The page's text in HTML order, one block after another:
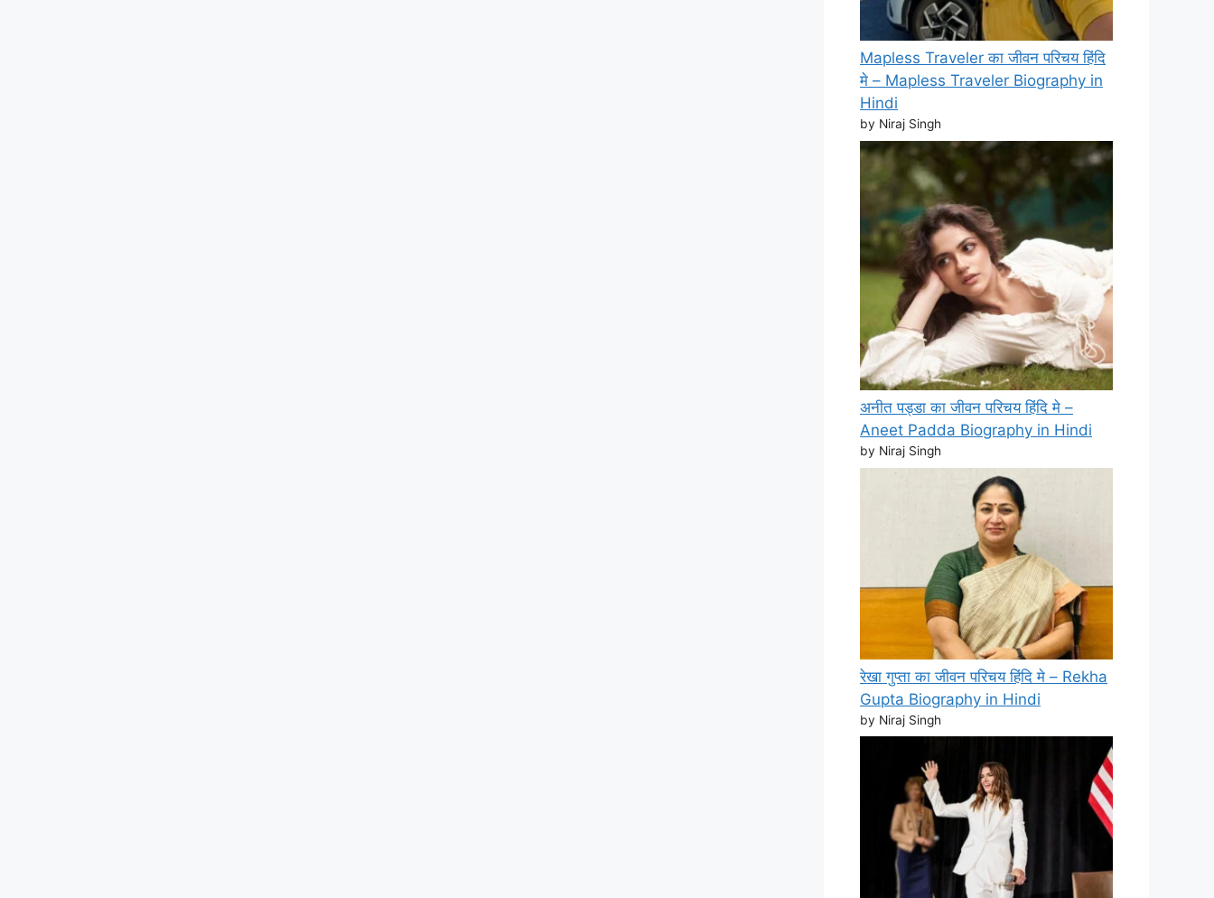
Mapless Traveler का जीवन परिचय हिंदि
मे – Mapless Traveler Biography in
Hindi
by Niraj Singh
अनीत पड्डा का जीवन परिचय हिंदि मे –
Aneet Padda Biography in Hindi
by Niraj Singh
रेखा गुप्ता का जीवन परिचय हिंदि मे – Rekha
Gupta Biography in Hindi
by Niraj Singh